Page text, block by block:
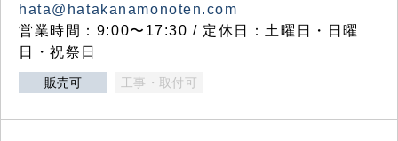
hata@hatakanamonoten.com
営業時間：9:00〜17:30 / 定休日：土曜日・日曜
日・祝祭日
販売可 工事・取付可